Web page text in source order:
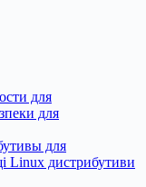
для
для
для
Linux дистрибутиви